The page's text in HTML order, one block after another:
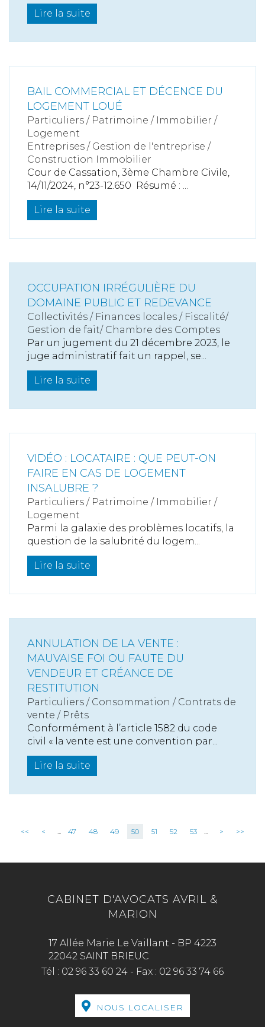
Lire la suite
BAIL COMMERCIAL ET DÉCENCE DU
LOGEMENT LOUÉ
Particuliers / Patrimoine / Immobilier /
Logement
Entreprises / Gestion de l'entreprise /
Construction Immobilier
Cour de Cassation, 3ème Chambre Civile,
14/11/2024, n°23-12.650 Résumé : ...
Lire la suite
OCCUPATION IRRÉGULIÈRE DU
DOMAINE PUBLIC ET REDEVANCE
Collectivités / Finances locales / Fiscalité/
Gestion de fait/ Chambre des Comptes
Par un jugement du 21 décembre 2023, le
juge administratif fait un rappel, se...
Lire la suite
VIDÉO : LOCATAIRE : QUE PEUT-ON
FAIRE EN CAS DE LOGEMENT
INSALUBRE ?
Particuliers / Patrimoine / Immobilier /
Logement
Parmi la galaxie des problèmes locatifs, la
question de la salubrité du logem...
Lire la suite
ANNULATION DE LA VENTE :
MAUVAISE FOI OU FAUTE DU
VENDEUR ET CRÉANCE DE
RESTITUTION
Particuliers / Consommation / Contrats de
vente / Prêts
Conformément à l’article 1582 du code
civil « la vente est une convention par...
Lire la suite
<< < ... 47 48 49 50 51 52 53 ... > >>
CABINET D'AVOCATS AVRIL &
MARION
17 Allée Marie Le Vaillant - BP 4223
22042 SAINT BRIEUC
Tél : 02 96 33 60 24 - Fax : 02 96 33 74 66
NOUS LOCALISER